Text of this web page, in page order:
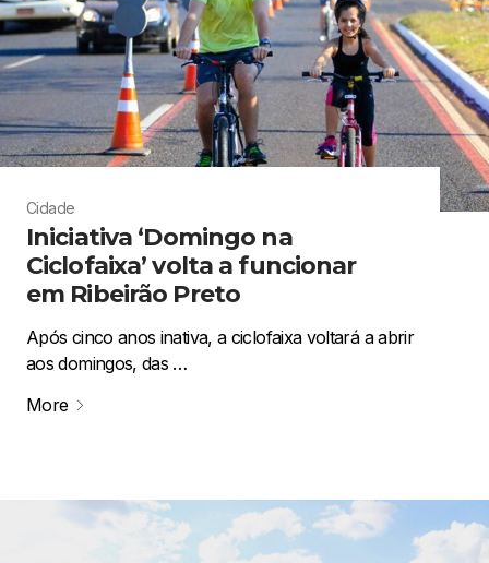
Cidade
Iniciativa ‘Domingo na
Ciclofaixa’ volta a funcionar
em Ribeirão Preto
Após cinco anos inativa, a ciclofaixa voltará a abrir
aos domingos, das …
More